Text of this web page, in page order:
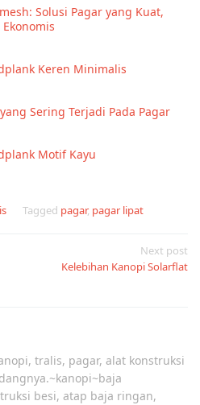
Solusi Pagar yang Kuat,
Keren Minimalis
Sering Terjadi Pada Pagar
Motif Kayu
Tagged pagar, pagar lipat
Next post
Kelebihan Kanopi Solarflat
tralis, pagar, alat konstruksi
besi, atap baja ringan,